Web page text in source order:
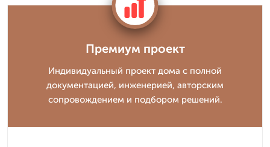
Премиум проект
Индивидуальный проект дома с полной
документацией, инженерией, авторским
сопровождением и подбором решений.